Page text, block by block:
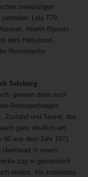
zweisitzigen
Lola T70,
Abarth Biposto
dem Hollywood-
Rennstrecke
Salzburg
gewann dann auch
Rennsportwagen.
Zustand und Sound, das
ganz deutlich am
80 aus dem Jahr 1971
in einem
zog er gemächlich
restlos. Als schönstes